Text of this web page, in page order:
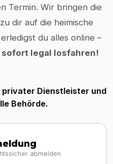
Termin. Wir bringen die
dir auf die heimische
du alles online –
sofort legal losfahren!
privater Dienstleister und
Behörde.
abmelden